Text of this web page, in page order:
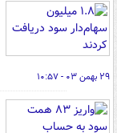
۲۹ بهمن ۰۳ - ۱۰:۵۷